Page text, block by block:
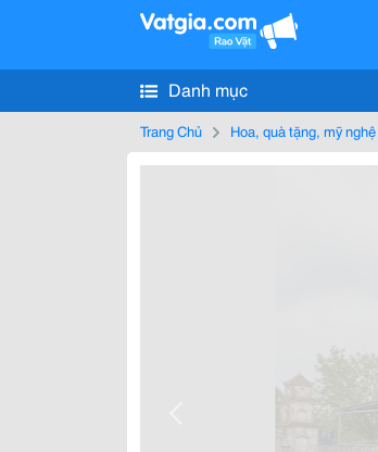
Danh mục
Trang Chủ Hoa, quà tặng, mỹ nghệ